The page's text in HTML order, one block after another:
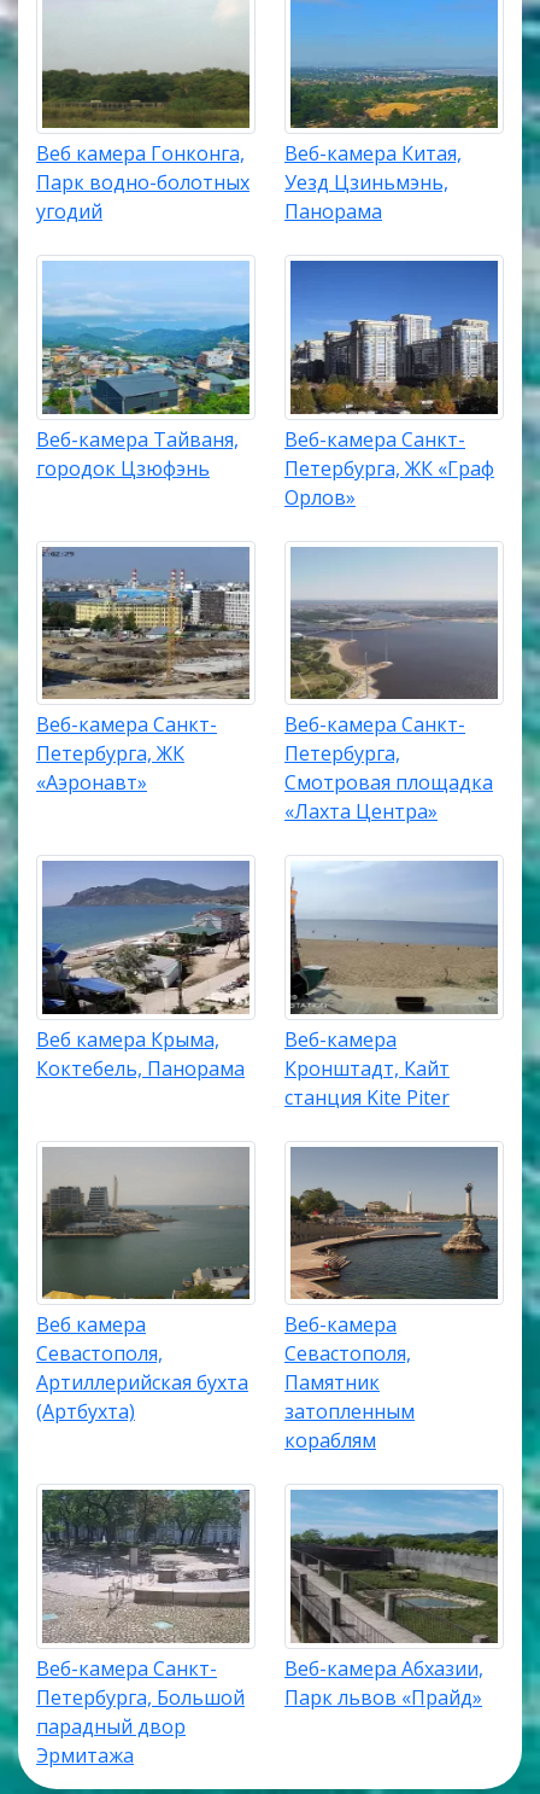
Веб камера Гонконга,
Парк водно-болотных
угодий
Веб-камера Китая,
Уезд Цзиньмэнь,
Панорама
Веб-камера Тайваня,
городок Цзюфэнь
Веб-камера Санкт-
Петербурга, ЖК «Граф
Орлов»
Веб-камера Санкт-
Петербурга, ЖК
«Аэронавт»
Веб-камера Санкт-
Петербурга,
Смотровая площадка
«Лахта Центра»
Веб камера Крыма,
Коктебель, Панорама
Веб-камера
Кронштадт, Кайт
станция Kite Piter
Веб камера
Севастополя,
Артиллерийская бухта
(Артбухта)
Веб-камера
Севастополя,
Памятник
затопленным
кораблям
Веб-камера Санкт-
Петербурга, Большой
парадный двор
Эрмитажа
Веб-камера Абхазии,
Парк львов «Прайд»